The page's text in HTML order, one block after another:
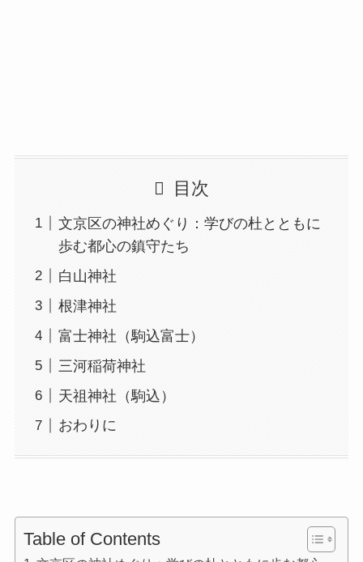
目次
文京区の神社めぐり：学びの杜とともに
歩む都心の鎮守たち
白山神社
根津神社
富士神社（駒込富士）
三河稲荷神社
天祖神社（駒込）
おわりに
Table of Contents